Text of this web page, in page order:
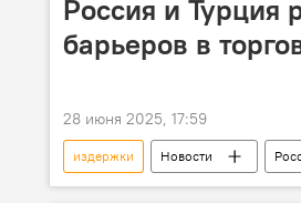
Россия и Турция
барьеров в
28 июня 2025, 17:59
издержки Новости
Межправкомиссия